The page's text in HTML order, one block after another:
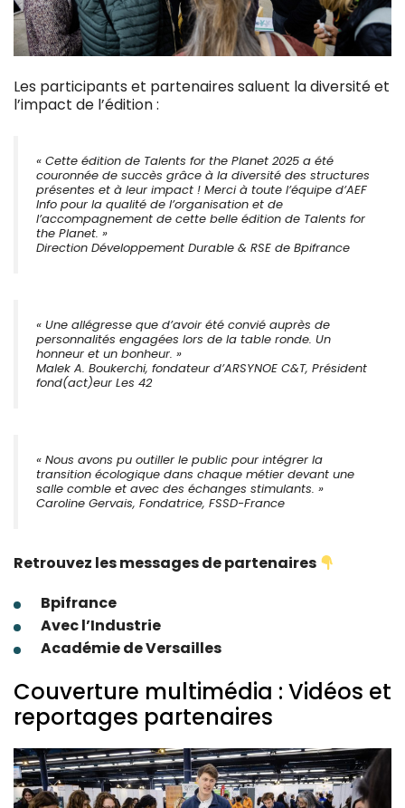
Les participants et partenaires saluent la diversité et
l’impact de l’édition :
« Cette édition de Talents for the Planet 2025 a été
couronnée de succès grâce à la diversité des structures
présentes et à leur impact ! Merci à toute l’équipe d’AEF
Info pour la qualité de l’organisation et de
l’accompagnement de cette belle édition de Talents for
the Planet. »
Direction Développement Durable & RSE de Bpifrance
« Une allégresse que d’avoir été convié auprès de
personnalités engagées lors de la table ronde. Un
honneur et un bonheur. »
Malek A. Boukerchi, fondateur d’ARSYNOE C&T, Président
fond(act)eur Les 42
« Nous avons pu outiller le public pour intégrer la
transition écologique dans chaque métier devant une
salle comble et avec des échanges stimulants. »
Caroline Gervais, Fondatrice, FSSD-France
Retrouvez les messages de partenaires
Bpifrance
Avec l’Industrie
Académie de Versailles
Couverture multimédia : Vidéos et
reportages partenaires